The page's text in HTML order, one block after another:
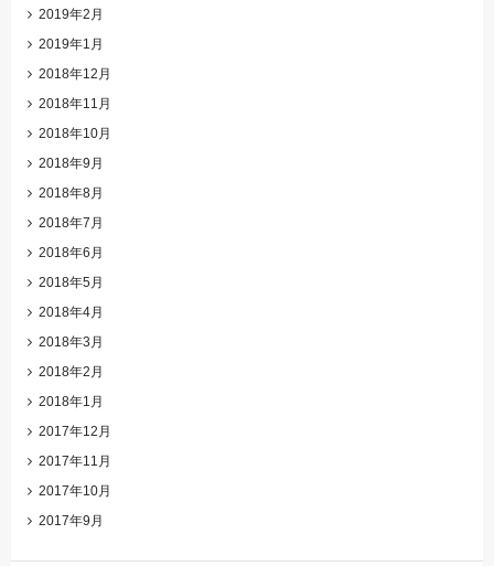
2019年2月
2019年1月
2018年12月
2018年11月
2018年10月
2018年9月
2018年8月
2018年7月
2018年6月
2018年5月
2018年4月
2018年3月
2018年2月
2018年1月
2017年12月
2017年11月
2017年10月
2017年9月